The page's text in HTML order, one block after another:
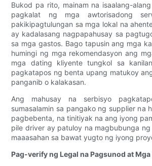
Bukod pa rito, mainam na isaalang-
pagkalat ng mga awtorisadong
pakikipagtulungan sa mga lokal na
ay kadalasang nagpapahusay sa
sa mga gastos. Bago tapusin ang mga
humingi ng mga rekomendasyon ang
mga dating kliyente tungkol sa
pagkatapos ng benta upang matukoy
panganib o kalakasan.
Ang mahusay na serbisyo
sumasalamin sa pangako ng supplier na
pagbebenta, na tinitiyak na ang iyong
pile driver ay patuloy na magbubunga
maaasahan sa bawat yugto ng iyong
Pag-verify ng Legal na Pagsunod at